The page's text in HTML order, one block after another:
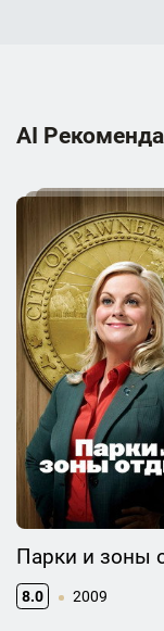
AI
Парки и зоны
8.0 2009